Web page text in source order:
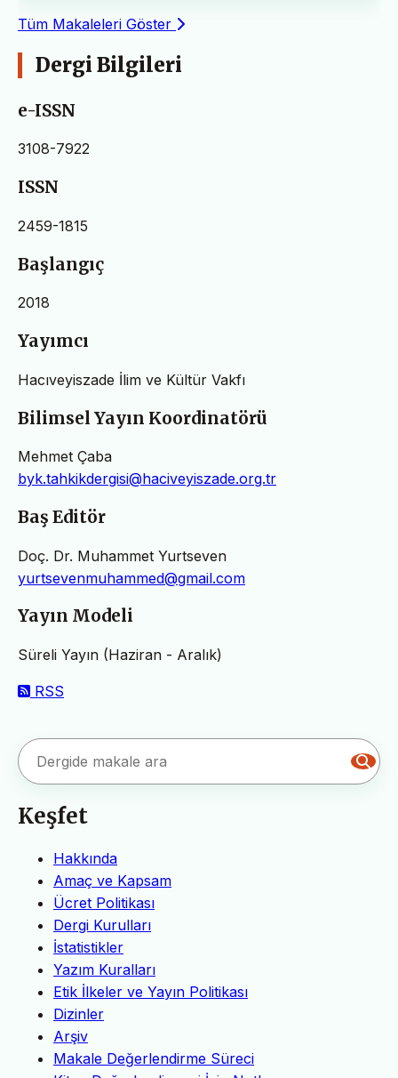
Tüm Makaleleri Göster
Dergi Bilgileri
e-ISSN
3108-7922
ISSN
2459-1815
Başlangıç
2018
Yayımcı
Hacıveyiszade İlim ve Kültür Vakfı
Bilimsel Yayın Koordinatörü
Mehmet Çaba
byk.tahkikdergisi@haciveyiszade.org.tr
Baş Editör
Doç. Dr. Muhammet Yurtseven
yurtsevenmuhammed@gmail.com
Yayın Modeli
Süreli Yayın (Haziran - Aralık)
RSS
Keşfet
Hakkında
Amaç ve Kapsam
Ücret Politikası
Dergi Kurulları
İstatistikler
Yazım Kuralları
Etik İlkeler ve Yayın Politikası
Dizinler
Arşiv
Makale Değerlendirme Süreci